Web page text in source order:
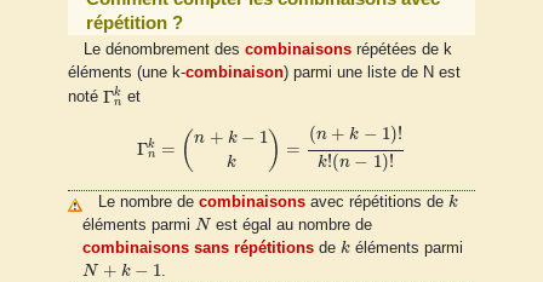
répétition ?
Le dénombrement des combinaisonsrépétées de k
éléments (une k-combinaison) parmi une liste de N est
noté Γk
n
Γn
et
Γk
n = (n + k − 1
k ) =
(n + k − 1)!
k!(n − 1)!
(n =( − k ( 1)!
Le nombre de combinaisonsavec répétitions de k
k
éléments parmi N
N est égal au nombre de
combinaisons sans répétitions de k
k éléments parmi
N + k − 1
N+ k − .